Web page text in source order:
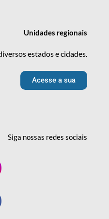
Unidades regionais
estados e cidades.
Acesse a sua
Siga nossas redessociais